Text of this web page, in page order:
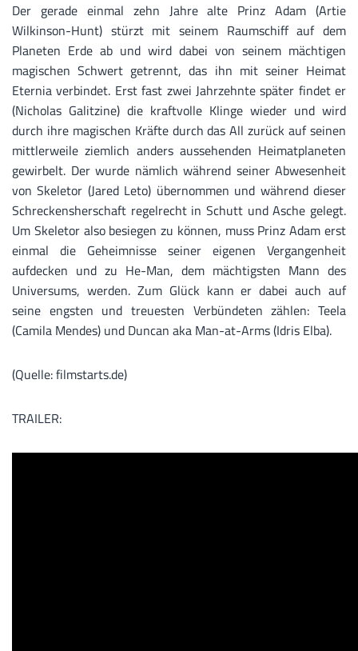
Der gerade einmal zehn Jahre alte Prinz Adam (Artie
Wilkinson-Hunt) stürzt mit seinem Raumschiff auf dem
Planeten Erde ab und wird dabei von seinem mächtigen
magischen Schwert getrennt, das ihn mit seiner Heimat
Eternia verbindet. Erst fast zwei Jahrzehnte später findet er
(Nicholas Galitzine) die kraftvolle Klinge wieder und wird
durch ihre magischen Kräfte durch das All zurück auf seinen
mittlerweile ziemlich anders aussehenden Heimatplaneten
gewirbelt. Der wurde nämlich während seiner Abwesenheit
von Skeletor (Jared Leto) übernommen und während dieser
Schreckensherschaft regelrecht in Schutt und Asche gelegt.
Um Skeletor also besiegen zu können, muss Prinz Adam erst
einmal die Geheimnisse seiner eigenen Vergangenheit
aufdecken und zu He-Man, dem mächtigsten Mann des
Universums, werden. Zum Glück kann er dabei auch auf
seine engsten und treuesten Verbündeten zählen: Teela
(Camila Mendes) und Duncan aka Man-at-Arms (Idris Elba).
(Quelle: filmstarts.de)
TRAILER: